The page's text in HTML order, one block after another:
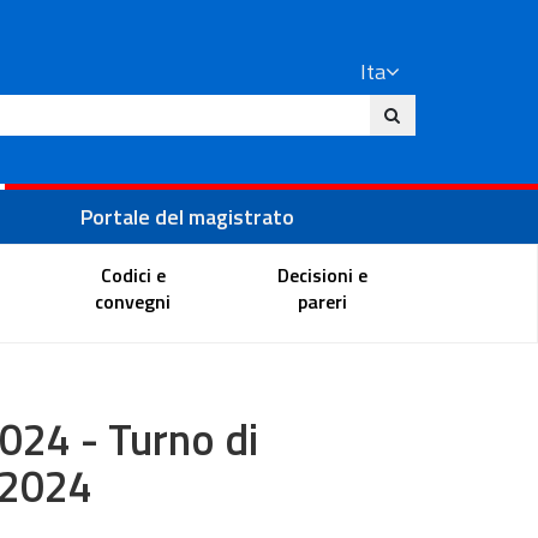
Ita
Portale del magistrato
Codici e
convegni
Decisioni e
pareri
- Turno di